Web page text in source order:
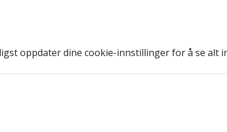
oppdater dine cookie-innstillinger for å se alt